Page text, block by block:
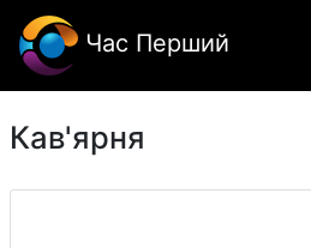
Час Перший
Кав'ярня